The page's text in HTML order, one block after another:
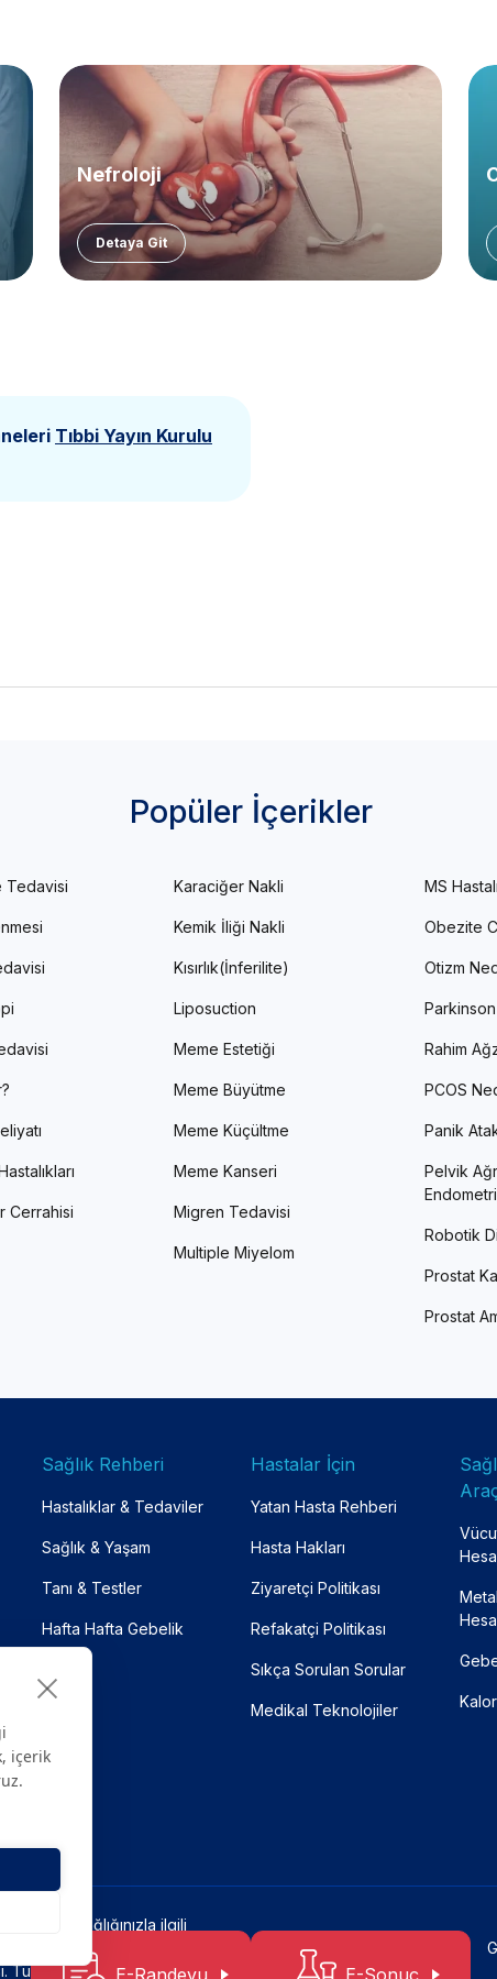
Nefroloji
Detaya Git
Tıbbi Yayın Kurulu
E-Randevu E-Sonuç
Popüler İçerikler
Tedavisi
Cerrahisi
Karaciğer Nakli
Kemik İliği Nakli
Kısırlık(İnferilite)
Liposuction
Meme Estetiği
Meme Büyütme
Meme Küçültme
Meme Kanseri
Migren Tedavisi
Multiple Miyelom
MS
Obezite
Otizm
Rahim
PCOS
Panik
Pelvik
Robotik
Prostat
Prostat
Sağlık Rehberi
Hastalıklar & Tedaviler
Sağlık & Yaşam
Tanı & Testler
Hafta Hafta Gebelik
Hastalar İçin
Yatan Hasta Rehberi
Hasta Hakları
Ziyaretçi Politikası
Refakatçi Politikası
Sıkça Sorulan Sorular
Medikal Teknolojiler
Sağlığınızla ilgili
başvurunuz.
hakları saklıdır.
içerik